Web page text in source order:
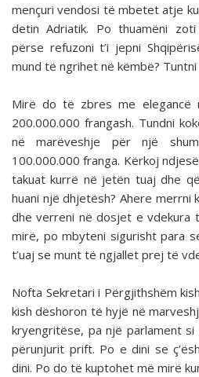
mençuri vendosi të mbetet atje
detin Adriatik. Po thuamëni
përse refuzoni t’i jepni
mund të ngrihet në këmbë? Tuntni
Mirë do të zbres me elegancë
200.000.000 frangash. Tundni
në marëveshje për një
100.000.000 franga. Kërkoj
takuat kurrë në jetën tuaj dhe
huani një dhjetësh? Ahere merrni
dhe verreni në dosjet e vdekura
mirë, po mbyteni sigurisht para
t’uaj se munt të ngjallet prej të
Nofta Sekretari i Përgjithshëm
kish dëshoron të hyjë në
kryengritëse, pa një parlament
përunjurit prift. Po e dini se
dini. Po do të kuptohet më mirë